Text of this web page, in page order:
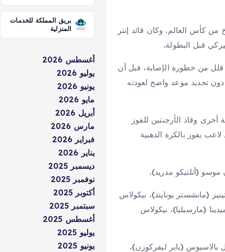
من كأس العالم. وكان قائد إنتر
قبل البطولة.
من خطورة الإصابة، قبل أن
دون تحديد موعد واضح لعودته
أهداف وصنع ثلاثة أخرى وقاد الأرجنتين للفوز
يفوز بالكرة الذهبية
موسو (أتلتيكو مدريد).
(مانشستر يونايتد)، نيكولاس
(مارسيليا)، نيكولاس
بالاسيوس (باير ليفركوزن)،
بريق المملكة للخدمات
المنزلية
أغسطس 2026
يوليو 2026
يونيو 2026
مايو 2026
أبريل 2026
مارس 2026
فبراير 2026
يناير 2026
ديسمبر 2025
نوفمبر 2025
أكتوبر 2025
سبتمبر 2025
أغسطس 2025
يوليو 2025
يونيو 2025